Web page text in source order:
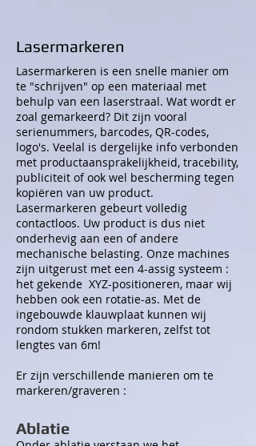
Lasermarkeren
Lasermarkeren is een snelle manier om
te "schrijven" op een materiaal met
behulp van een laserstraal. Wat wordt er
zoal gemarkeerd? Dit zijn vooral
serienummers, barcodes, QR-codes,
logo's. Veelal is dergelijke info verbonden
met productaansprakelijkheid, tracebility,
publiciteit of ook wel bescherming tegen
kopiëren van uw product.
Lasermarkeren gebeurt volledig
contactloos. Uw product is dus niet
onderhevig aan een of andere
mechanische belasting. Onze machines
zijn uitgerust met een 4-assig systeem :
het gekende XYZ-positioneren, maar wij
hebben ook een rotatie-as. Met de
ingebouwde klauwplaat kunnen wij
rondom stukken markeren, zelfst tot
lengtes van 6m!
Er zijn verschillende manieren om te
markeren/graveren :
Ablatie